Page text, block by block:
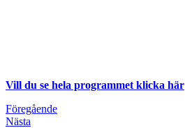
Vill du se hela programmet klicka här
Föregående
Nästa